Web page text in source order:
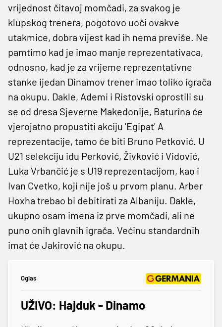
vrijednost čitavoj momčadi, za svakog je
klupskog trenera, pogotovo uoči ovakve
utakmice, dobra vijest kad ih nema previše. Ne
pamtimo kad je imao manje reprezentativaca,
odnosno, kad je za vrijeme reprezentativne
stanke ijedan Dinamov trener imao toliko igrača
na okupu. Dakle, Ademi i Ristovski oprostili su
se od dresa Sjeverne Makedonije, Baturina će
vjerojatno propustiti akciju 'Egipat' A
reprezentacije, tamo će biti Bruno Petković. U
U21 selekciju idu Perković, Živković i Vidović,
Luka Vrbančić je s U19 reprezentacijom, kao i
Ivan Cvetko, koji nije još u prvom planu. Arber
Hoxha trebao bi debitirati za Albaniju. Dakle,
ukupno osam imena iz prve momčadi, ali ne
puno onih glavnih igrača. Većinu standardnih
imat će Jakirović na okupu.
Oglas
UŽIVO: Hajduk - Dinamo